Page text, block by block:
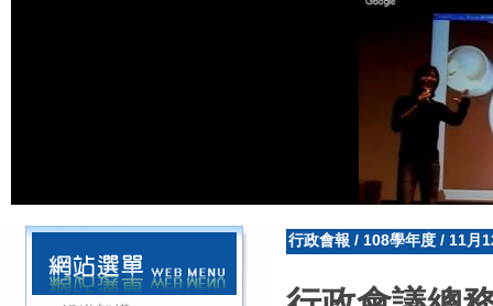
行政會報 / 108學年度 / 11月